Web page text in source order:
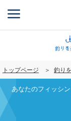
ン
に
移
動
釣りを
トップページ 釣り
あなたのフィッシ